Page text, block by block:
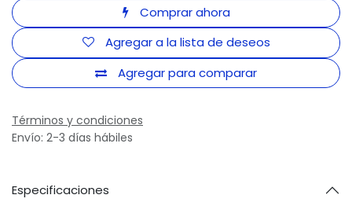
Comprar ahora
Agregar para comparar
Agregar a la lista de deseos
Términos y condiciones
Envío: 2-3 días hábiles
Especificaciones